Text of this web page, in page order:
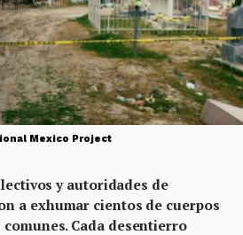
Mexico Project
y autoridades de
a exhumar cientos de cuerpos
Cada desentierro